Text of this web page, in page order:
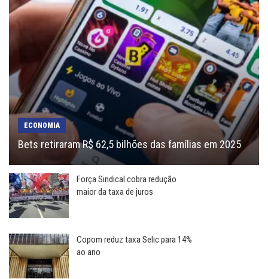
ECONOMIA
Bets retiraram R$ 62,5 bilhões das famílias em 2025
Força Sindical cobra redução
maior da taxa de juros
Copom reduz taxa Selic para 14%
ao ano